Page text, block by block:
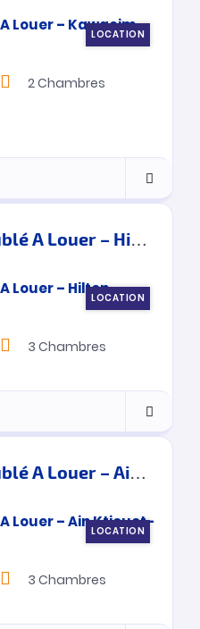
LOCATION
2Chambres
Appartement Meublé A Louer – Hilton – Tanger
LOCATION
3 Chambres
Appartement Meublé A Louer – Ain Ktiouet- Tanger
LOCATION
3 Chambres